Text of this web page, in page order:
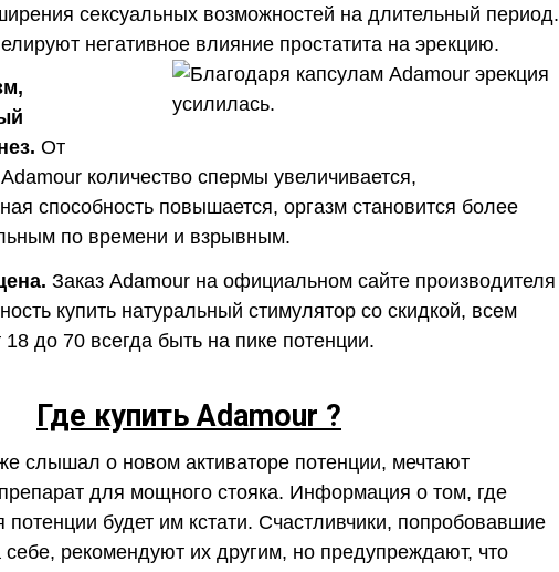
сексуальных возможностей на длительный период.
негативное влияние простатита на эрекцию.
От
количество спермы увеличивается,
способность повышается, оргазм становится более
по времени и взрывным.
Заказ Adamour на официальном сайте производителя
купить натуральный стимулятор со скидкой, всем
до 70 всегда быть на пике потенции.
Где купить Adamour ?
слышал о новом активаторе потенции, мечтают
для мощного стояка. Информация о том, где
потенции будет им кстати. Счастливчики, попробовавшие
себе, рекомендуют их другим, но предупреждают, что